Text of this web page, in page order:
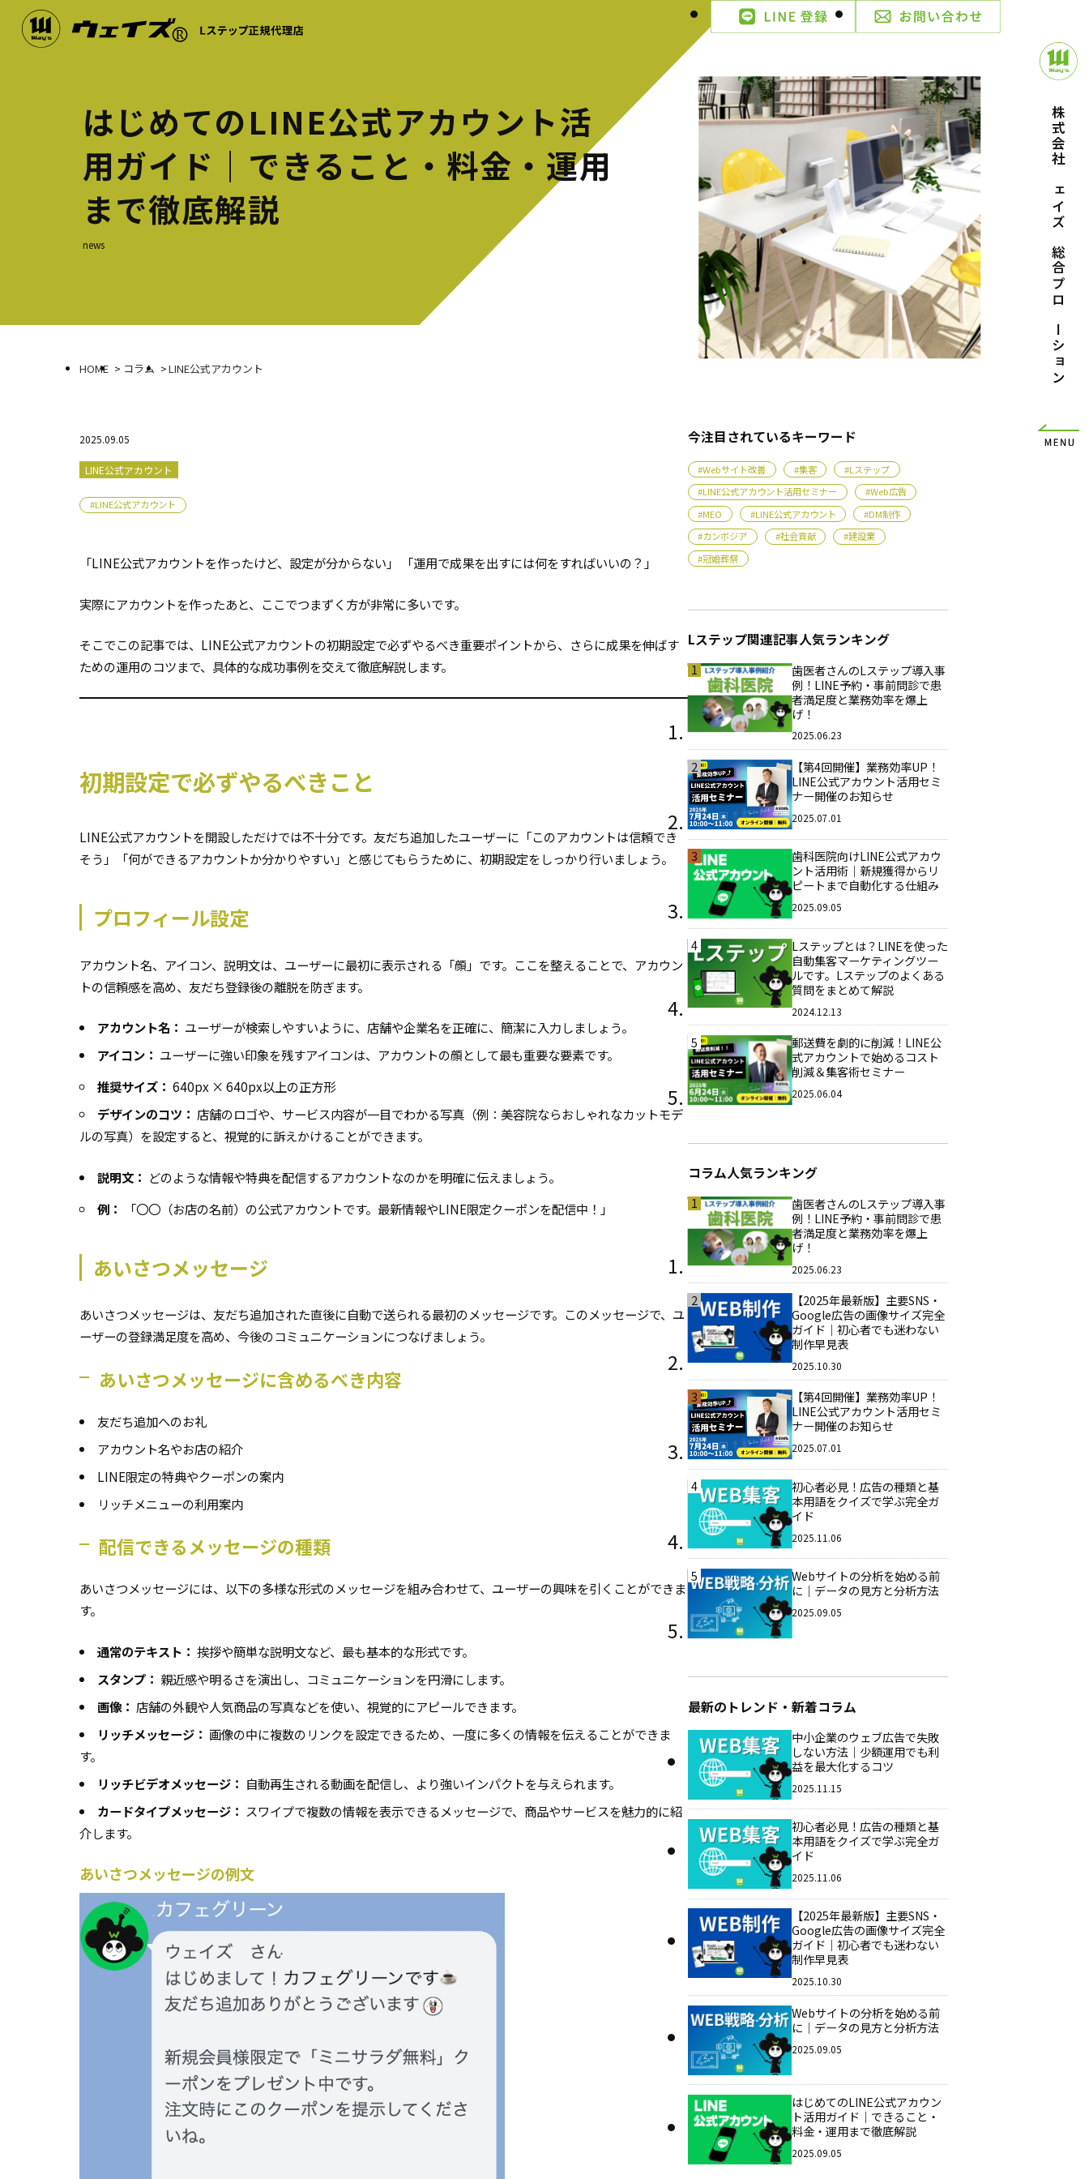
はじめてのLINE公式アカウント活
用ガイド｜できること・料金・運用
まで徹底解説
news
HOME コラム LINE公式アカウント
2025.09.05
LINE公式アカウント
#LINE公式アカウント
「LINE公式アカウントを作ったけど、設定が分からない」 「運用で成果を出すには何をすればいいの？」
実際にアカウントを作ったあと、ここでつまずく方が非常に多いです。
そこでこの記事では、LINE公式アカウントの初期設定で必ずやるべき重要ポイントから、さらに成果を伸ばす
ための運用のコツまで、具体的な成功事例を交えて徹底解説します。
初期設定で必ずやるべきこと
LINE公式アカウントを開設しただけでは不十分です。友だち追加したユーザーに「このアカウントは信頼でき
そう」「何ができるアカウントか分かりやすい」と感じてもらうために、初期設定をしっかり行いましょう。
プロフィール設定
アカウント名、アイコン、説明文は、ユーザーに最初に表示される「顔」です。ここを整えることで、アカウン
トの信頼感を高め、友だち登録後の離脱を防ぎます。
アカウント名： ユーザーが検索しやすいように、店舗や企業名を正確に、簡潔に入力しましょう。
アイコン： ユーザーに強い印象を残すアイコンは、アカウントの顔として最も重要な要素です。
推奨サイズ： 640px × 640px以上の正方形
デザインのコツ： 店舗のロゴや、サービス内容が一目でわかる写真（例：美容院ならおしゃれなカットモデ
ルの写真）を設定すると、視覚的に訴えかけることができます。
説明文： どのような情報や特典を配信するアカウントなのかを明確に伝えましょう。
例：
「〇〇（お店の名前）の公式アカウントです。最新情報やLINE限定クーポンを配信中！」
あいさつメッセージ
あいさつメッセージは、友だち追加された直後に自動で送られる最初のメッセージです。このメッセージで、ユ
ーザーの登録満足度を高め、今後のコミュニケーションにつなげましょう。
あいさつメッセージに含めるべき内容
友だち追加へのお礼
アカウント名やお店の紹介
LINE限定の特典やクーポンの案内
リッチメニューの利用案内
配信できるメッセージの種類
あいさつメッセージには、以下の多様な形式のメッセージを組み合わせて、ユーザーの興味を引くことができま
す。
通常のテキスト： 挨拶や簡単な説明文など、最も基本的な形式です。
スタンプ： 親近感や明るさを演出し、コミュニケーションを円滑にします。
画像： 店舗の外観や人気商品の写真などを使い、視覚的にアピールできます。
リッチメッセージ： 画像の中に複数のリンクを設定できるため、一度に多くの情報を伝えることができま
す。
リッチビデオメッセージ： 自動再生される動画を配信し、より強いインパクトを与えられます。
カードタイプメッセージ： スワイプで複数の情報を表示できるメッセージで、商品やサービスを魅力的に紹
介します。
あいさつメッセージの例文
今注目されているキーワード
#Webサイト改善 #集客
#Lステップ
#LINE公式アカウント活用セミナー
#Web広告
#MEO
#LINE公式アカウント
#DM制作
#カンボジア
#社会貢献
#建設業
#冠婚葬祭
Lステップ関連記事人気ランキング
1
歯医者さんのLステップ導入事
例！LINE予約・事前問診で患
者満足度と業務効率を爆上
げ！
2025.06.23
2
【第4回開催】業務効率UP！
LINE公式アカウント活用セミ
ナー開催のお知らせ
2025.07.01
3
歯科医院向けLINE公式アカウ
ント活用術｜新規獲得からリ
ピートまで自動化する仕組み
2025.09.05
4
Lステップとは？LINEを使った
自動集客マーケティングツー
ルです。Lステップのよくある
質問をまとめて解説
2024.12.13
5
郵送費を劇的に削減！LINE公
式アカウントで始めるコスト
削減＆集客術セミナー
2025.06.04
コラム人気ランキング
1
歯医者さんのLステップ導入事
例！LINE予約・事前問診で患
者満足度と業務効率を爆上
げ！
2025.06.23
2
【2025年最新版】主要SNS・
Google広告の画像サイズ完全
ガイド｜初心者でも迷わない
制作早見表
2025.10.30
3
【第4回開催】業務効率UP！
LINE公式アカウント活用セミ
ナー開催のお知らせ
2025.07.01
4
初心者必見！広告の種類と基
本用語をクイズで学ぶ完全ガ
イド
2025.11.06
5
Webサイトの分析を始める前
に｜データの見方と分析方法
2025.09.05
最新のトレンド・新着コラム
中小企業のウェブ広告で失敗
しない方法｜少額運用でも利
益を最大化するコツ
2025.11.15
初心者必見！広告の種類と基
本用語をクイズで学ぶ完全ガ
イド
2025.11.06
【2025年最新版】主要SNS・
Google広告の画像サイズ完全
ガイド｜初心者でも迷わない
制作早見表
2025.10.30
Webサイトの分析を始める前
に｜データの見方と分析方法
2025.09.05
はじめてのLINE公式アカウン
ト活用ガイド｜できること・
料金・運用まで徹底解説
2025.09.05
株式会社ウェイズ｜総合プロモーション